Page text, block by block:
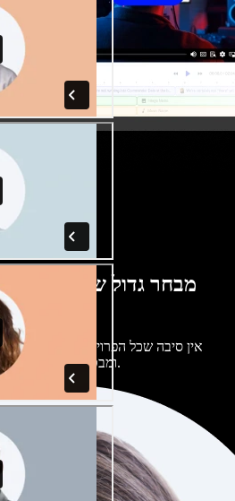
מבחר גדול של קולות
מבטאים
אין סיבה שכל הפרויקטים יישמעו
ומבטאים של בינה מלאכותית והתאימו אותם אליכם.